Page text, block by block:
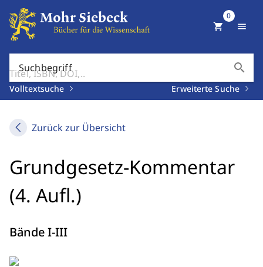
Suchbegriff search
Volltextsuche Erweiterte Suche
shopping_cart
0
menu
Zurück zur Übersicht
Grundgesetz-Kommentar
(4. Aufl.)
Bände I-III